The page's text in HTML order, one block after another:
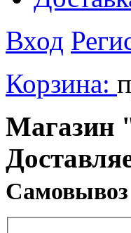
Вход
Корзина:
Магазин
Cамовывоз